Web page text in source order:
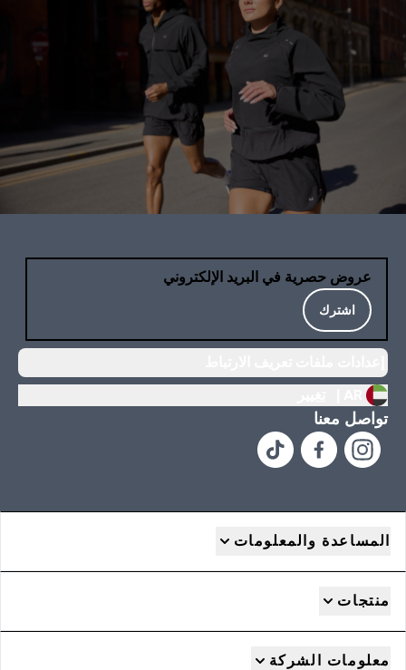
عروض حصرية في البريد الإلكتروني
اشترك
تواصل معنا
المساعدة والمعلومات
منتجات
معلومات الشركة